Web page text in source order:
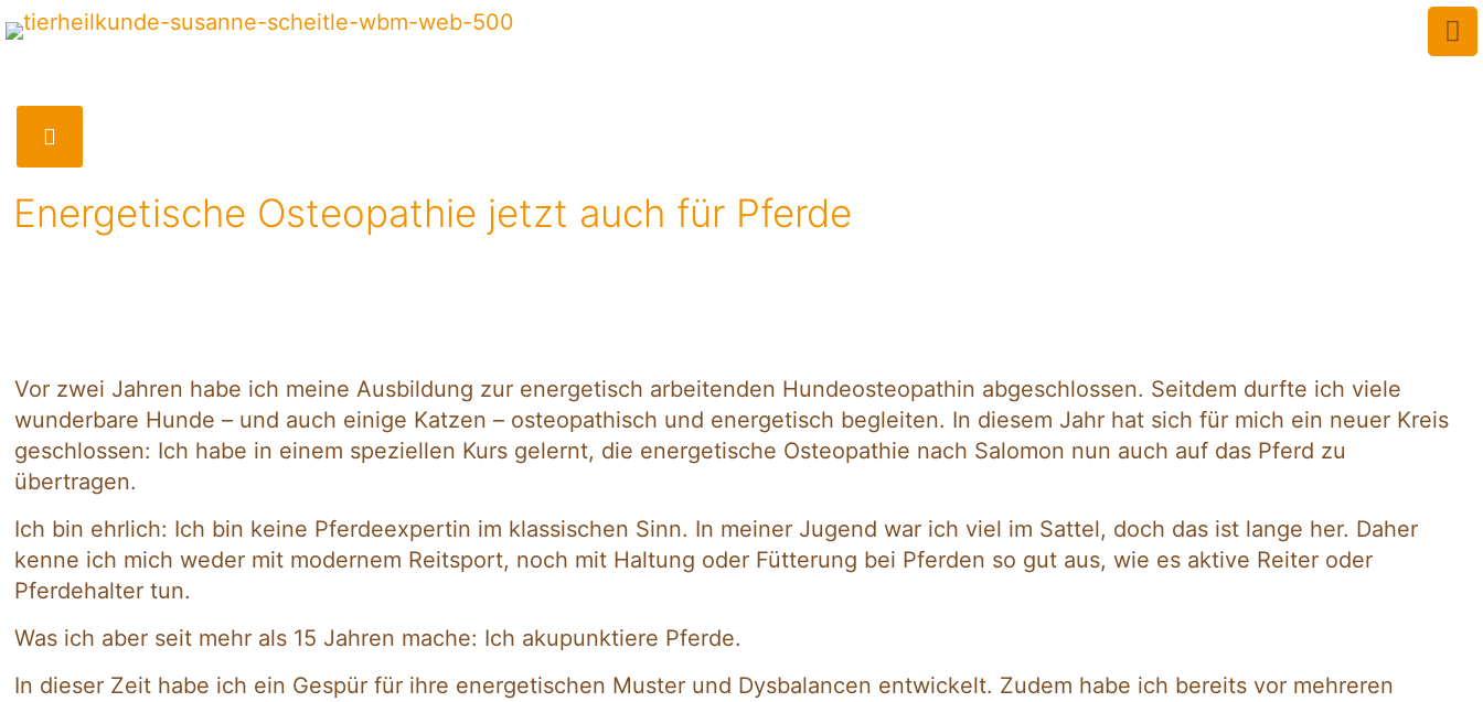
Energetische Osteopathie jetzt auch für Pferde
Vor zwei Jahren habe ich meine Ausbildung zur energetisch arbeitenden Hundeosteopathin abgeschlossen. Seitdem durfte ich viele
wunderbare Hunde – und auch einige Katzen – osteopathisch und energetisch begleiten. In diesem Jahr hat sich für mich ein neuer Kreis
geschlossen: Ich habe in einem speziellen Kurs gelernt, die energetische Osteopathie nach Salomon nun auch auf das Pferd zu
übertragen.
Ich bin ehrlich: Ich bin keine Pferdeexpertin im klassischen Sinn. In meiner Jugend war ich viel im Sattel, doch das ist lange her. Daher
kenne ich mich weder mit modernem Reitsport, noch mit Haltung oder Fütterung bei Pferden so gut aus, wie es aktive Reiter oder
Pferdehalter tun.
Was ich aber seit mehr als 15 Jahren mache: Ich akupunktiere Pferde.
In dieser Zeit habe ich ein Gespür für ihre energetischen Muster und Dysbalancen entwickelt. Zudem habe ich bereits vor mehreren